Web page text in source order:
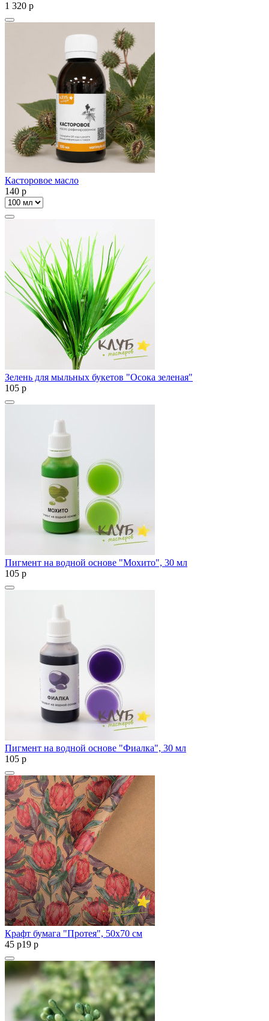
1 320 p
Касторовое масло
140 p
Зелень для мыльных букетов "Осока зеленая"
105 p
Пигмент на водной основе "Мохито", 30 мл
105 p
Пигмент на водной основе "Фиалка", 30 мл
105 p
Крафт бумага "Протея", 50х70 см
45 p19 p